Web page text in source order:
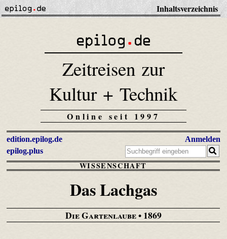
Inhaltsverzeichnis
Zeitreisen zur
Kultur + Technik
Online seit 1997
edition.epilog.de
epilog.plus
Anmelden
WISSENSCHAFT
Das Lachgas
Die Gartenlaube• 1869